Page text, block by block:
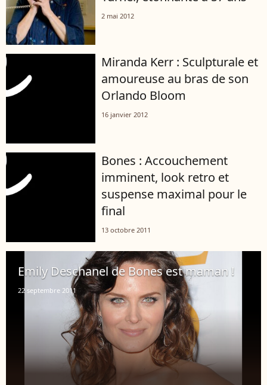
2 mai 2012
Miranda Kerr : Sculpturale et
amoureuse au bras de son
Orlando Bloom
16 janvier 2012
Bones : Accouchement
imminent, look retro et
suspense maximal pour le
final
13 octobre 2011
Emily Deschanel de Bones est maman !
22 septembre 2011